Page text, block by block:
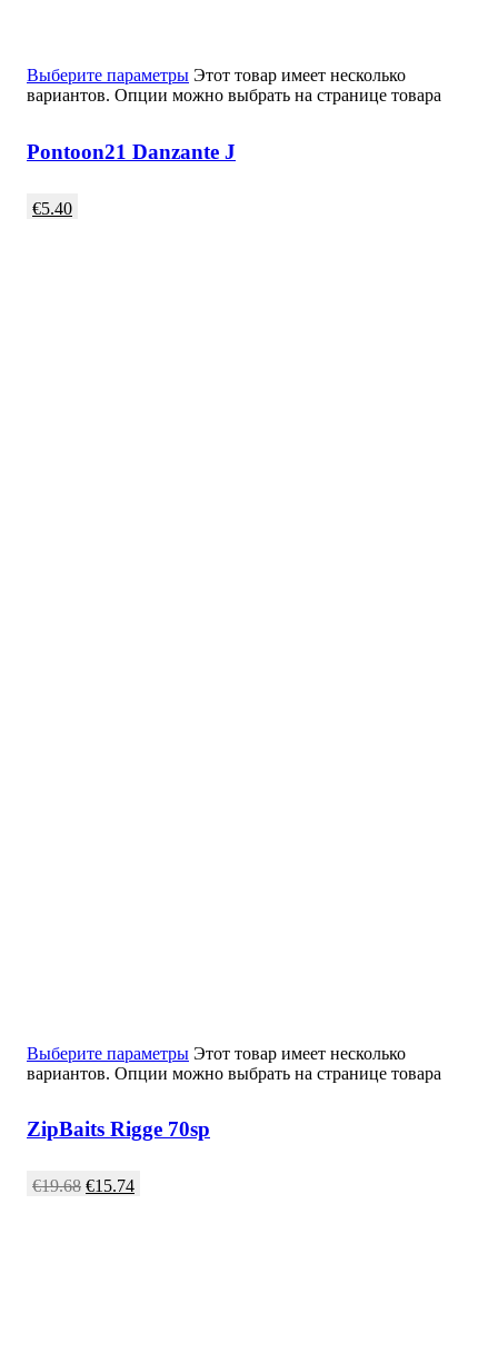
Выберите параметры Этот товар имеет несколько
вариантов. Опции можно выбрать на странице товара
Pontoon21 Danzante J
€5.40
Выберите параметры Этот товар имеет несколько
вариантов. Опции можно выбрать на странице товара
ZipBaits Rigge 70sp
€19.68 €15.74